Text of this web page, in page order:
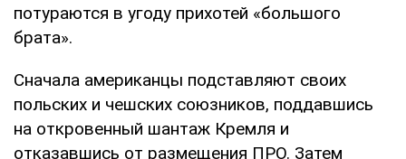
потураются в угоду прихотей «большого
брата».
Сначала американцы подставляют своих
польских и чешских союзников, поддавшись
на откровенный шантаж Кремля и
отказавшись от размещения ПРО. Затем